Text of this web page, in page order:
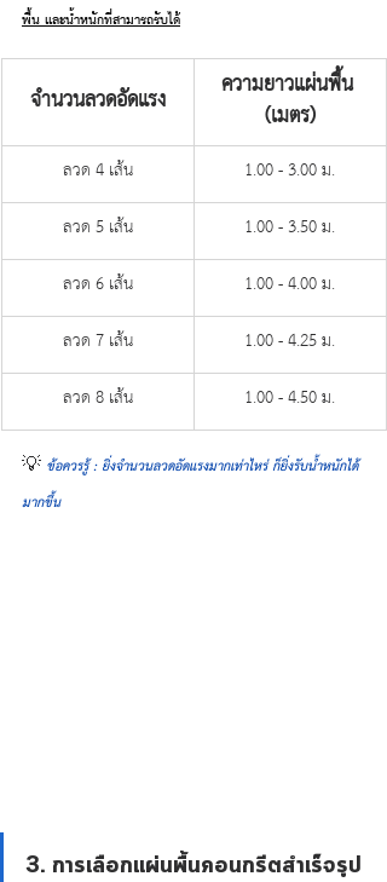
พื้น และน้ำหนักที่สามารถรับได้
จำนวนลวดอัดแรง
ความยาวแผ่นพื้น
(เมตร)
ลวด 4 เส้น
1.00 - 3.00 ม.
ลวด 5 เส้น
1.00 - 3.50 ม.
ลวด 6 เส้น
1.00 - 4.00 ม.
ลวด 7 เส้น
1.00 - 4.25 ม.
ลวด 8 เส้น
1.00 - 4.50 ม.
💡 ข้อควรรู้ : ยิ่งจำนวนลวดอัดแรงมากเท่าไหร่ ก็ยิ่งรับน้ำหนักได้
มากขึ้น
3. การเลือกแผ่นพื้นคอนกรีตสำเร็จรูป